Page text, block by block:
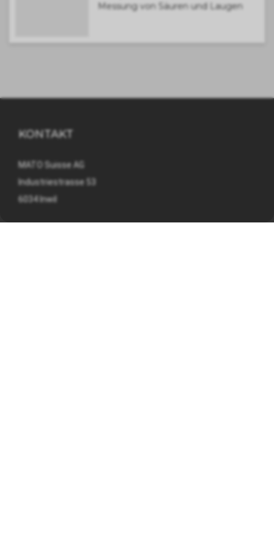
Messung von Säuren und Laugen
KONTAKT
MATO Suisse AG
Industriestrasse 53
6034 Inwil